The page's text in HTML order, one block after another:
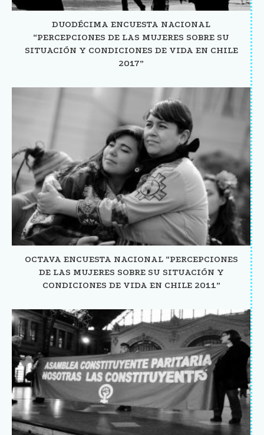
DUODÉCIMA ENCUESTA NACIONAL
“PERCEPCIONES DE LAS MUJERES SOBRE SU
SITUACIÓN Y CONDICIONES DE VIDA EN CHILE
2017”
OCTAVA ENCUESTA NACIONAL “PERCEPCIONES
DE LAS MUJERES SOBRE SU SITUACIÓN Y
CONDICIONES DE VIDA EN CHILE 2011”